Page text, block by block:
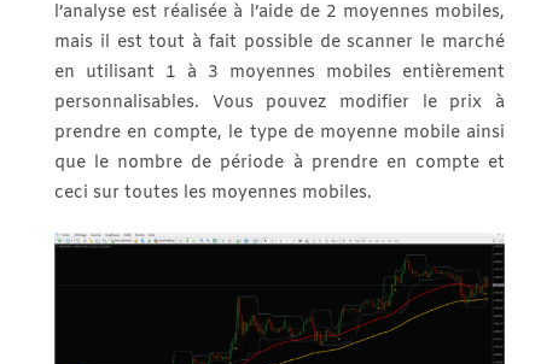
l’analyse est réalisée à l’aide de 2 moyennes mobiles,
mais il est tout à fait possible de scanner le marché
en utilisant 1 à 3 moyennes mobiles entièrement
personnalisables. Vous pouvez modifier le prix à
prendre en compte, le type de moyenne mobile ainsi
que le nombre de période à prendre en compte et
ceci sur toutes les moyennes mobiles.